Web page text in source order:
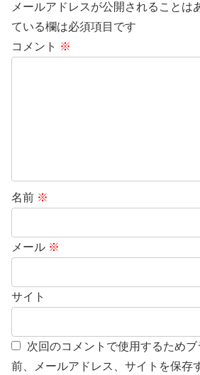
メールアドレスが公開されることは
ている欄は必須項目です
コメント ※
名前 ※
メール ※
サイト
次回のコメントで使用するため
前、メールアドレス、サイトを保存